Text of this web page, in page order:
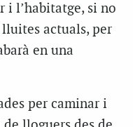
i l’habitatge, si no
actuals, per
en una
per caminar i